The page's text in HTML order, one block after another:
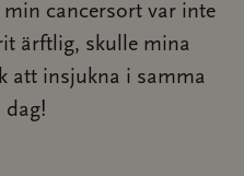
cancersort var inte
ärftlig, skulle mina
att insjukna i samma
dag!